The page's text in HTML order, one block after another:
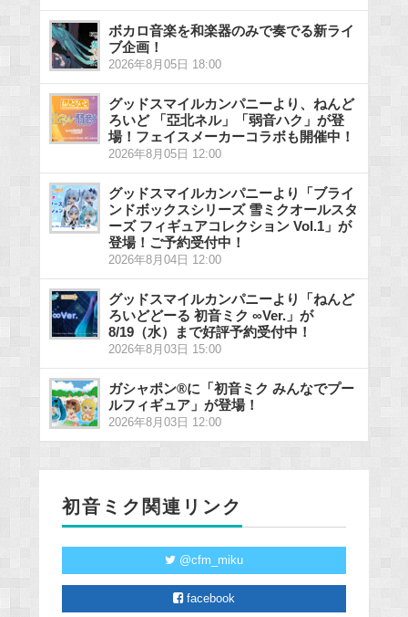
ボカロ音楽を和楽器のみで奏でる新ライ
ブ企画！
2026年8月05日 18:00
グッドスマイルカンパニーより、ねんど
ろいど 「亞北ネル」「弱音ハク」が登
場！フェイスメーカーコラボも開催中！
2026年8月05日 12:00
グッドスマイルカンパニーより「ブライ
ンドボックスシリーズ 雪ミクオールスタ
ーズ フィギュアコレクション Vol.1」が
登場！ご予約受付中！
2026年8月04日 12:00
グッドスマイルカンパニーより「ねんど
ろいどどーる 初音ミク ∞Ver.」が
8/19（水）まで好評予約受付中！
2026年8月03日 15:00
ガシャポン®に「初音ミク みんなでプー
ルフィギュア」が登場！
2026年8月03日 12:00
初音ミク関連リンク
@cfm_miku
facebook